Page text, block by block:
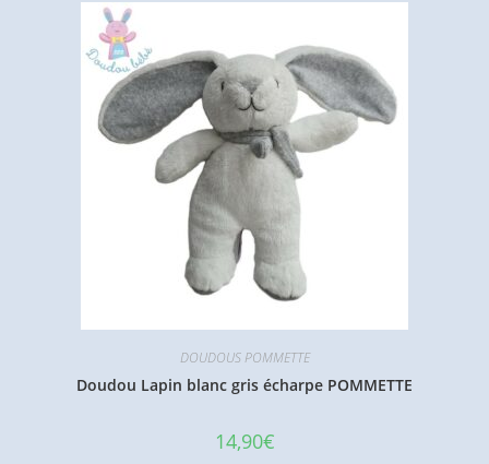
DOUDOUS POMMETTE
Doudou Lapin blanc gris écharpe POMMETTE
14,90€